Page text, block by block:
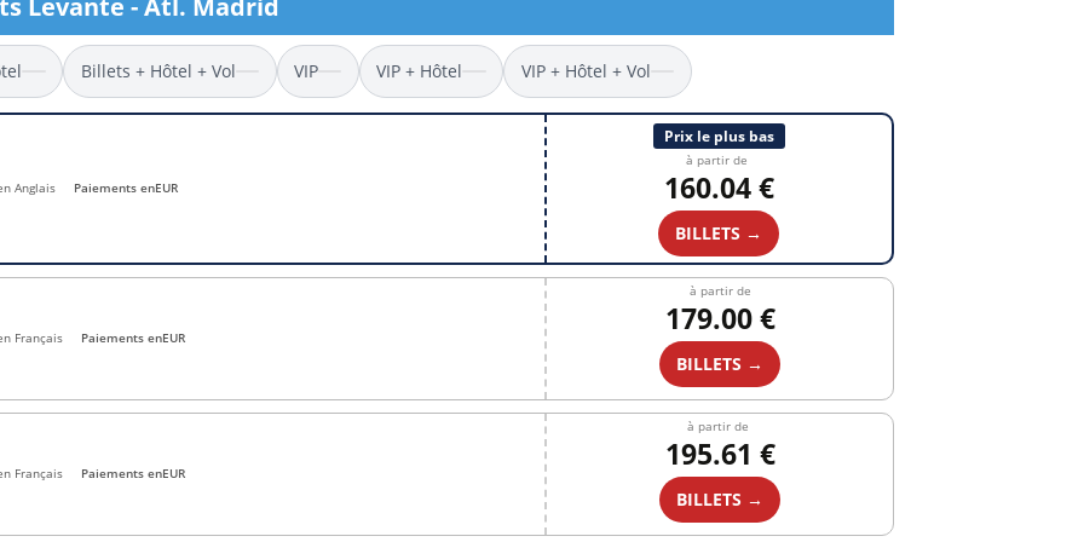
Billets Coupe d’Asie 2027
Billets Euro 2028
Billets Copa América
Billets + Hôtel + Vol VIP VIP + Hôtel VIP + Hôtel + Vol
Anglais Paiements enEUR
Prix le plus bas
à partir de
160.04 €
BILLETS →
Français Paiements enEUR
à partir de
179.00 €
BILLETS →
Français Paiements enEUR
à partir de
195.61 €
BILLETS →